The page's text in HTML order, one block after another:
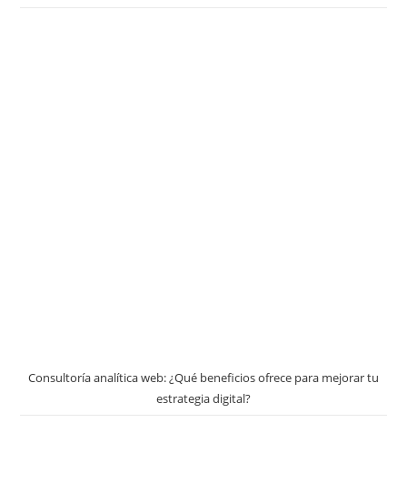
Consultoría analítica web: ¿Qué beneficios ofrece para mejorar tu
estrategia digital?